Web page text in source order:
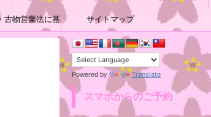
法♪
参考
古物営業法に基 サイトマップ
Powered by Translate
スマホからのご予約